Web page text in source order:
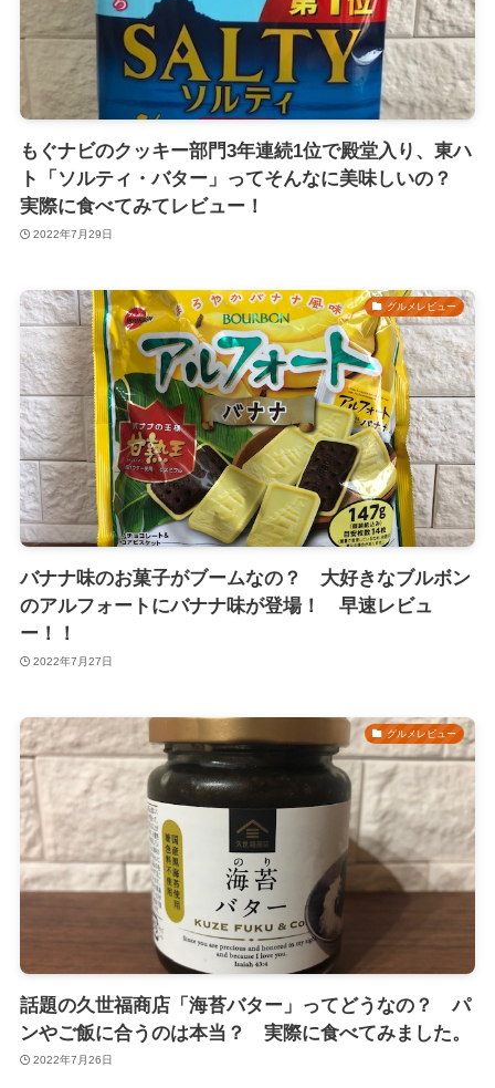
もぐナビのクッキー部門3年連続1位で殿堂入り、東ハ
ト「ソルティ・バター」ってそんなに美味しいの？
実際に食べてみてレビュー！
2022年7月29日
グルメレビュー
バナナ味のお菓子がブームなの？ 大好きなブルボン
のアルフォートにバナナ味が登場！ 早速レビュ
ー！！
2022年7月27日
グルメレビュー
話題の久世福商店「海苔バター」ってどうなの？ パ
ンやご飯に合うのは本当？ 実際に食べてみました。
2022年7月26日